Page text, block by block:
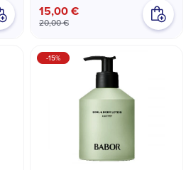
15,00 €
20,00 €
-15%